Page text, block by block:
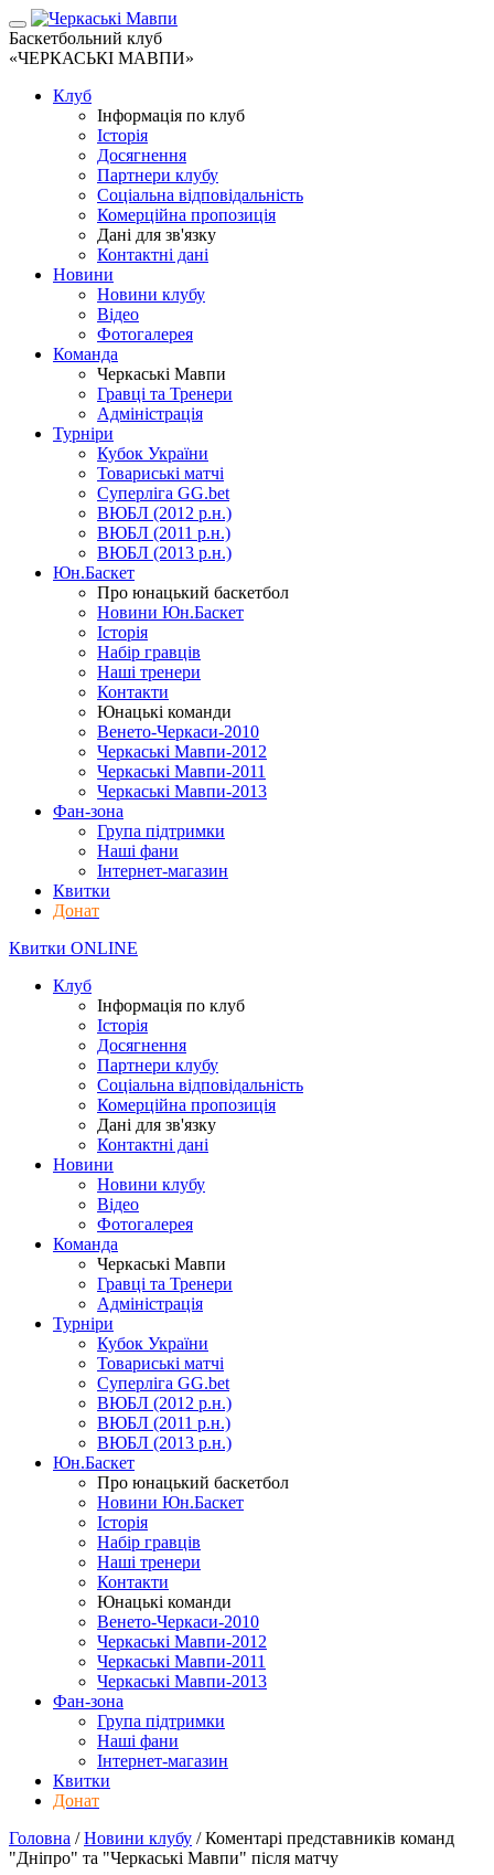
Баскетбольний клуб
«ЧЕРКАСЬКІ МАВПИ»
Клуб
Інформація по клуб
Історія
Досягнення
Партнери клубу
Соціальна відповідальність
Комерційна пропозиція
Дані для зв'язку
Контактні дані
Новини
Новини клубу
Відео
Фотогалерея
Команда
Черкаські Мавпи
Гравці та Тренери
Адміністрація
Турніри
Кубок України
Товариські матчі
Суперліга GG.bet
ВЮБЛ (2012 р.н.)
ВЮБЛ (2011 р.н.)
ВЮБЛ (2013 р.н.)
Юн.Баскет
Про юнацький баскетбол
Новини Юн.Баскет
Історія
Набір гравців
Наші тренери
Контакти
Юнацькі команди
Венето-Черкаси-2010
Черкаські Мавпи-2012
Черкаські Мавпи-2011
Черкаські Мавпи-2013
Фан-зона
Група підтримки
Наші фани
Інтернет-магазин
Квитки
Донат
Квитки ONLINE
Клуб
Інформація по клуб
Історія
Досягнення
Партнери клубу
Соціальна відповідальність
Комерційна пропозиція
Дані для зв'язку
Контактні дані
Новини
Новини клубу
Відео
Фотогалерея
Команда
Черкаські Мавпи
Гравці та Тренери
Адміністрація
Турніри
Кубок України
Товариські матчі
Суперліга GG.bet
ВЮБЛ (2012 р.н.)
ВЮБЛ (2011 р.н.)
ВЮБЛ (2013 р.н.)
Юн.Баскет
Про юнацький баскетбол
Новини Юн.Баскет
Історія
Набір гравців
Наші тренери
Контакти
Юнацькі команди
Венето-Черкаси-2010
Черкаські Мавпи-2012
Черкаські Мавпи-2011
Черкаські Мавпи-2013
Фан-зона
Група підтримки
Наші фани
Інтернет-магазин
Квитки
Донат
Головна /Новини клубу /Коментарі представників команд
"Дніпро" та "Черкаські Мавпи" після матчу